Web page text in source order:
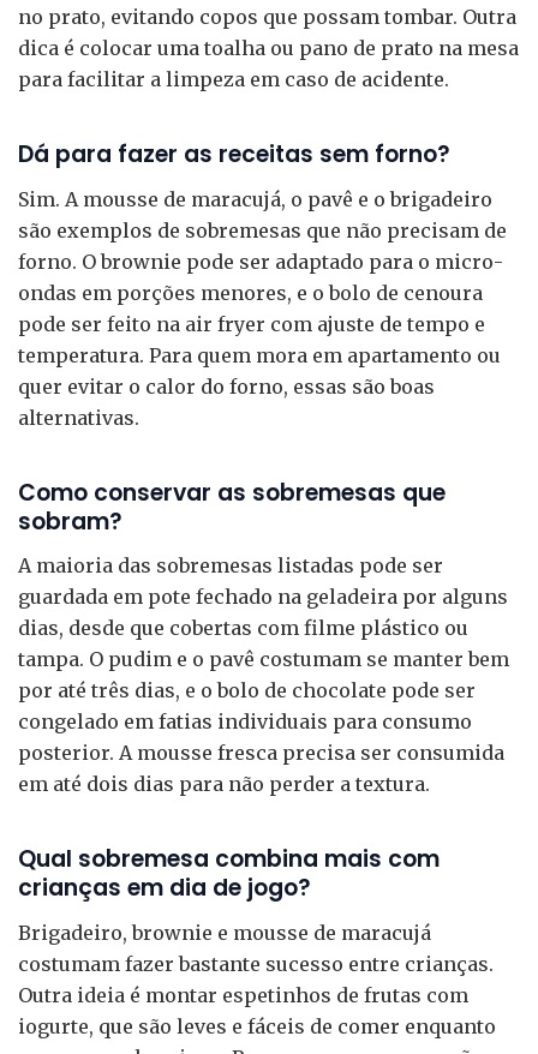
no prato, evitando copos que possam tombar. Outra
dica é colocar uma toalha ou pano de prato na mesa
para facilitar a limpeza em caso de acidente.
Dá para fazer as receitas sem forno?
Sim. A mousse de maracujá, o pavê e o brigadeiro
são exemplos de sobremesas que não precisam de
forno. O brownie pode ser adaptado para o micro-
ondas em porções menores, e o bolo de cenoura
pode ser feito na air fryer com ajuste de tempo e
temperatura. Para quem mora em apartamento ou
quer evitar o calor do forno, essas são boas
alternativas.
Como conservar as sobremesas que
sobram?
A maioria das sobremesas listadas pode ser
guardada em pote fechado na geladeira por alguns
dias, desde que cobertas com filme plástico ou
tampa. O pudim e o pavê costumam se manter bem
por até três dias, e o bolo de chocolate pode ser
congelado em fatias individuais para consumo
posterior. A mousse fresca precisa ser consumida
em até dois dias para não perder a textura.
Qual sobremesa combina mais com
crianças em dia de jogo?
Brigadeiro, brownie e mousse de maracujá
costumam fazer bastante sucesso entre crianças.
Outra ideia é montar espetinhos de frutas com
iogurte, que são leves e fáceis de comer enquanto